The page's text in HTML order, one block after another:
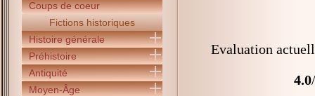
Coups de coeur
Fictions historiques
Histoire générale
Préhistoire
Antiquité
Moyen-Âge
Evaluation
4.0